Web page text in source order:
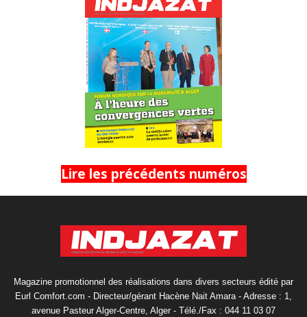
Lire les précédents numéros
Magazine promotionnel des réalisations dans divers secteurs édité par
Eurl Comfort.com - Directeur/gérant Hacène Nait Amara - Adresse : 1,
avenue Pasteur Alger-Centre, Alger - Télé./Fax : 044 11 03 07